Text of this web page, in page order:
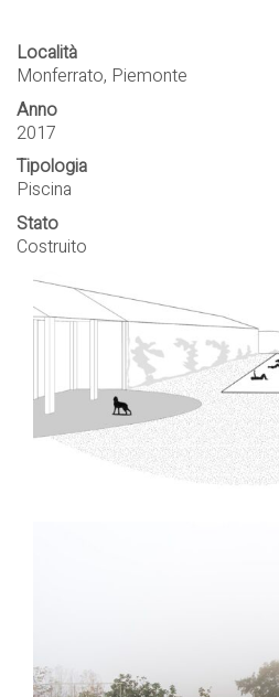
Località
Monferrato, Piemonte
Anno
2017
Tipologia
Piscina
Stato
Costruito